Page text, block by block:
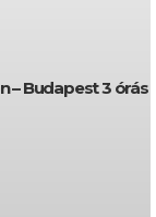
– Budapest 3 órás